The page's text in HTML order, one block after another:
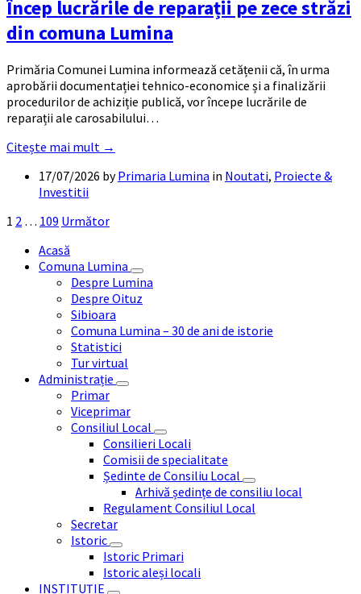
Încep lucrările de reparații pe zece străzi
din comuna Lumina
Primăria Comunei Lumina informează cetățenii că, în urma
aprobării documentației tehnico-economice și a finalizării
procedurilor de achiziție publică, vor începe lucrările de
reparații ale carosabilului…
Citește mai mult →
17/07/2026 byPrimaria Lumina in Noutati, Proiecte &
Investitii
Paginație
articole
1 2 … 109 Următor
Acasă
Comuna Lumina
Despre Lumina
Despre Oituz
Sibioara
Comuna Lumina – 30 de ani de istorie
Statistici
Tur virtual
Administrație
Primar
Viceprimar
Consiliul Local
Consilieri Locali
Comisii de specialitate
Ședinte de Consiliu Local
Arhivă ședințe de consiliu local
Regulament Consiliul Local
Secretar
Istoric
Istoric Primari
Istoric aleși locali
INSTITUȚIE